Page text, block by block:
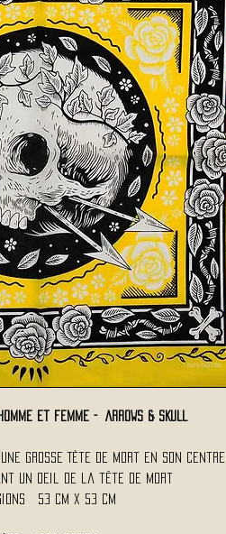
et femme - ARROWS & SKULL
grosse Tète de Mort en son
un oeil de la tête de Mort
53 cm x 53 cm